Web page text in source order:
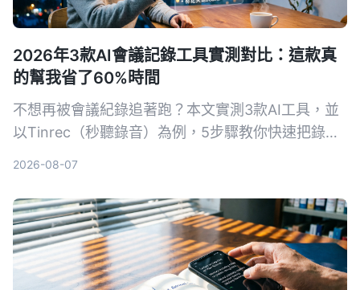
2026年3款AI會議記錄工具實測對比：這款真
的幫我省了60%時間
不想再被會議紀錄追著跑？本文實測3款AI工具，並
以Tinrec（秒聽錄音）為例，5步驟教你快速把錄音
2026-08-07